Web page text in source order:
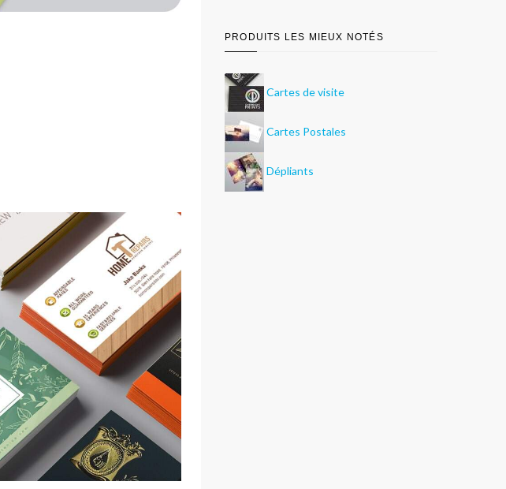
PRODUITS LES MIEUX NOTÉS
Cartes de visite
Cartes Postales
Dépliants